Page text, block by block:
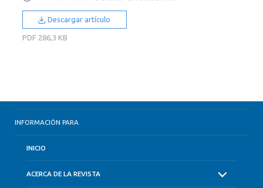
Descargar artículo
PDF 286,3 KB
INFORMACIÓN PARA
INICIO
ACERCA DE LA REVISTA